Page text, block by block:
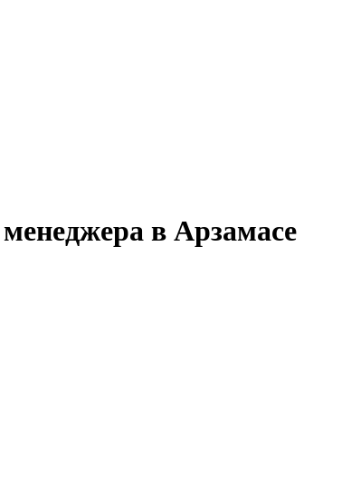
в Арзамасе